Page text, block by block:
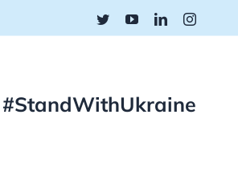
TwitterYouTubeLinkedIn
#StandWithUkraine